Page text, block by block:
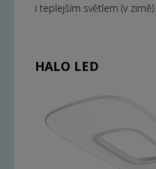
i teplejším světlem (v zimě).
HALO LED